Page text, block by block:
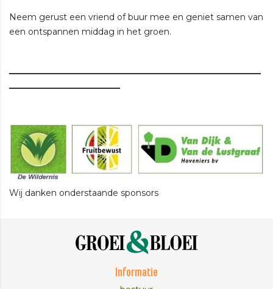
Neem gerust een vriend of buur mee en geniet samen van
een ontspannen middag in het groen.
___________________________________________________________
__________________________
Wij danken onderstaande sponsors
Informatie